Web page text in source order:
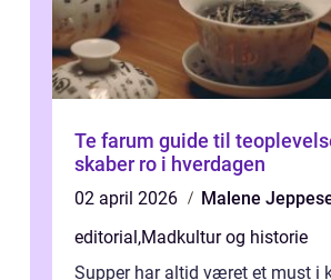
Te farum guide til teoplevelser, der
skaber ro i hverdagen
02 april 2026
Malene
editorial ,Madkultur og historie
Supper har altid været et must i